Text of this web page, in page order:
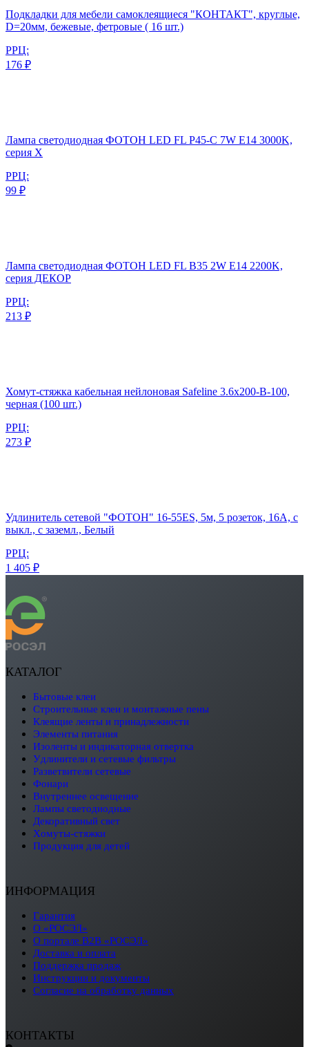
Подкладки для мебели самоклеящиеся "КОНТАКТ", круглые,
D=20мм, бежевые, фетровые ( 16 шт.)
РРЦ:
176 ₽
Лампа светодиодная ФОТОН LED FL P45-C 7W E14 3000K,
серия Х
РРЦ:
99 ₽
Лампа светодиодная ФОТОН LED FL B35 2W E14 2200K,
серия ДЕКОР
РРЦ:
213 ₽
Хомут-стяжка кабельная нейлоновая Safeline 3.6x200-В-100,
черная (100 шт.)
РРЦ:
273 ₽
Удлинитель сетевой "ФОТОН" 16-55ЕS, 5м, 5 розеток, 16А, с
выкл., с заземл., Белый
РРЦ:
1 405 ₽
КАТАЛОГ
бытовые клеи
строительные клеи и монтажные пены
клеящие ленты и принадлежности
элементы питания
изоленты и индикаторная отвертка
удлинители и сетевые фильтры
разветвители сетевые
фонари
внутреннее освещение
лампы светодиодные
декоративный свет
хомуты-стяжки
продукция для детей
ИНФОРМАЦИЯ
Гарантия
О «РОСЭЛ»
О портале B2B «РОСЭЛ»
Доставка и оплата
Поддержка продаж
Инструкции и документы
Согласие на обработку данных
КОНТАКТЫ